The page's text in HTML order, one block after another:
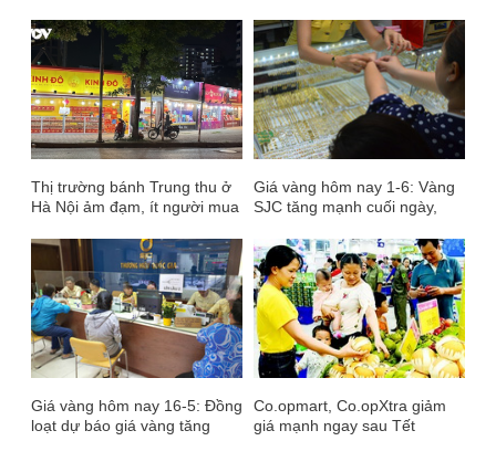
Thị trường bánh Trung thu ở
Hà Nội ảm đạm, ít người mua
Giá vàng hôm nay 1-6: Vàng
SJC tăng mạnh cuối ngày,
Giá vàng hôm nay 16-5: Đồng
loạt dự báo giá vàng tăng
Co.opmart, Co.opXtra giảm
giá mạnh ngay sau Tết